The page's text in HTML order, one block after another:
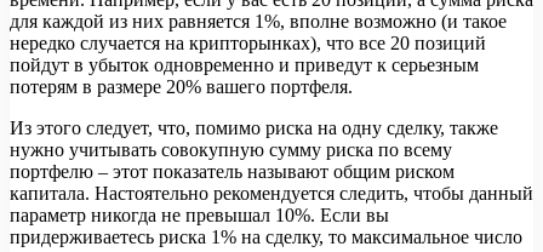
для каждой из них равняется 1%, вполне возможно (и такое
нередко случается на крипторынках), что все 20 позиций
пойдут в убыток одновременно и приведут к серьезным
потерям в размере 20% вашего портфеля.
Из этого следует, что, помимо риска на одну сделку, также
нужно учитывать совокупную сумму риска по всему
портфелю – этот показатель называют общим риском
капитала. Настоятельно рекомендуется следить, чтобы данный
параметр никогда не превышал 10%. Если вы
придерживаетесь риска 1% на сделку, то максимальное число